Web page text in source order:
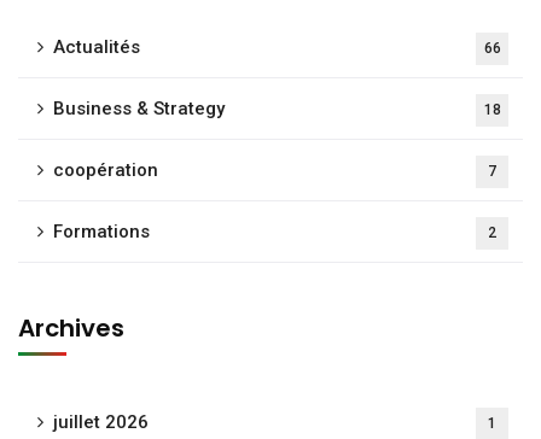
Actualités 66
Business & Strategy 18
coopération 7
Formations 2
Archives
juillet 2026 1